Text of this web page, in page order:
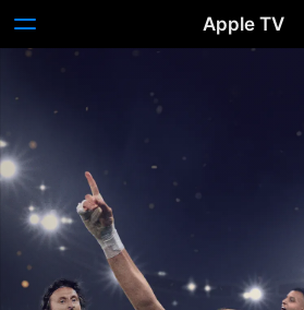
Apple TV